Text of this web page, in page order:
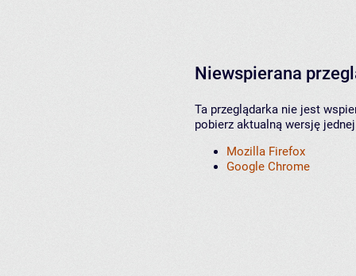
Niewspierana
Ta przeglądarka nie jest
pobierz aktualną wersję
Mozilla Firefox
Google Chrome